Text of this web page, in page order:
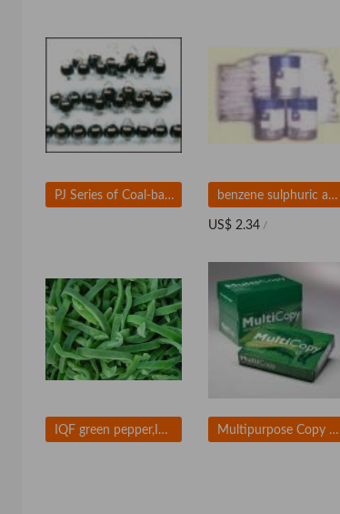
PJ Series of Coal-base Crushed Activated Carbon benzene sulphuric acid
US$ 2.34 /
IQF green pepper,IQF red pepper,IQF yellow pepper, Multipurpose Copy Paper